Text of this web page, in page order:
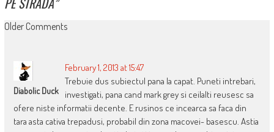
COMMENT
Older Comments
Diabolic Duck
February 1, 2013 at 15:47
Trebuie dus subiectul pana la capat. Puneti intrebari,
investigati, pana cand mark grey si ceilalti reusesc sa
ofere niste informatii decente. E rusinos ce incearca sa faca din
tara asta cativa trepadusi, probabil din zona macovei- basescu. Astia